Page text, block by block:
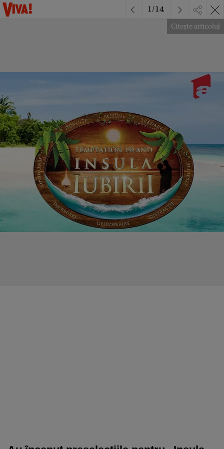
Citește articolul
1/14